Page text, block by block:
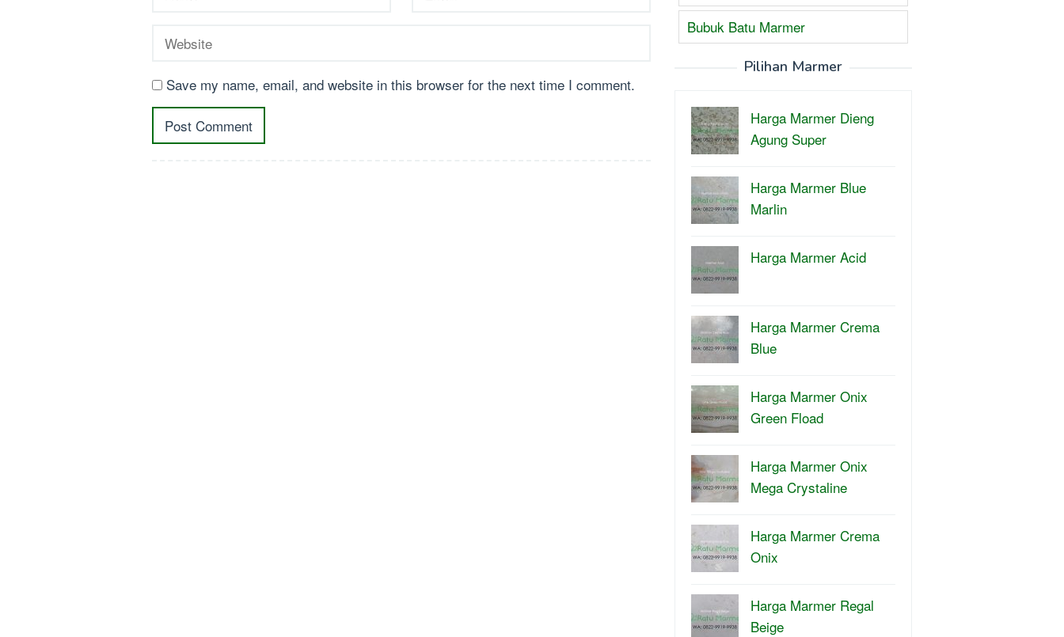
Save my name, email, and website in this browser for the next time I comment.
Bubuk Batu Marmer
Pilihan Marmer
Harga Marmer Dieng
Agung Super
Harga Marmer Blue
Marlin
Harga Marmer Acid
Harga Marmer Crema
Blue
Harga Marmer Onix
Green Fload
Harga Marmer Onix
Mega Crystaline
Harga Marmer Crema
Onix
Harga Marmer Regal
Beige